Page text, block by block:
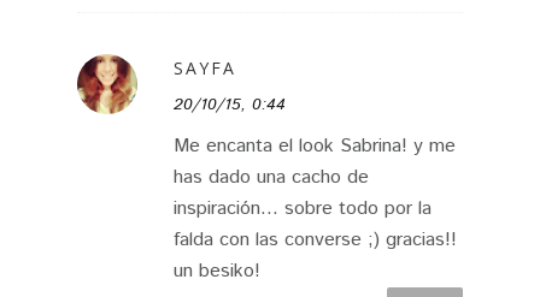
SAYFA
20/10/15, 0:44
Me encanta el look Sabrina! y me
has dado una cacho de
inspiración... sobre todo por la
falda con las converse ;) gracias!!
un besiko!